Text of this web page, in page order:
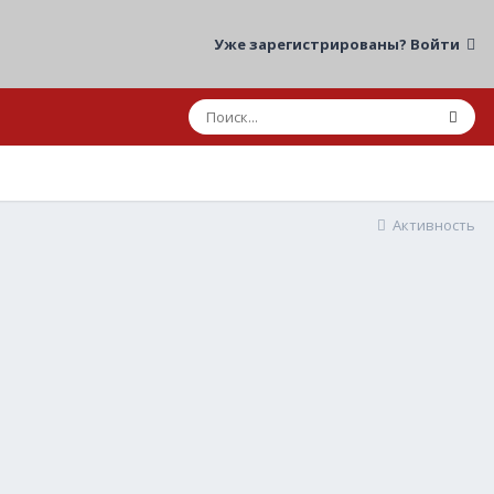
Уже зарегистрированы? Войти
Активность